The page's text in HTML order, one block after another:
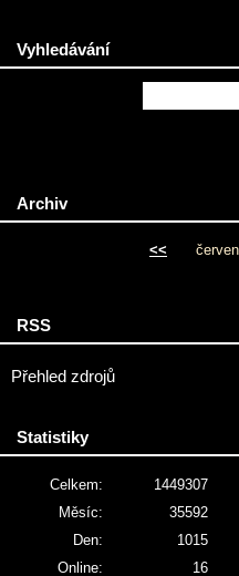
Vyhledávání
Archiv
<<
RSS
Přehled zdrojů
Statistiky
Online: 16
Celkem:
1449307
Měsíc:
35592
Den:
1015